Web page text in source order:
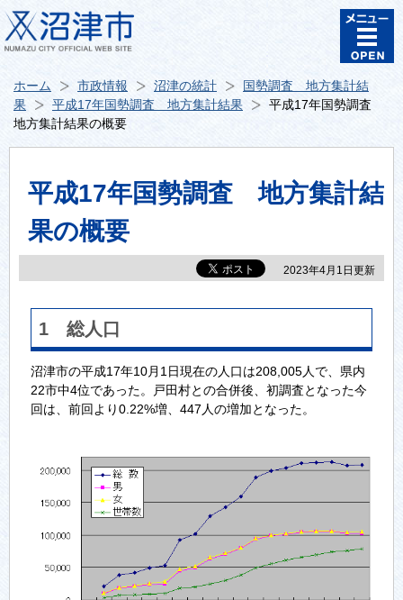
ホーム 市政情報 沼津の統計
国勢調査 地方集計結
果
平成17年国勢調査 地方集計結果
平成17年国勢調査
地方集計結果の概要
平成17年国勢調査 地方集計結
果の概要
2023年4月1日更新
1 総人口
沼津市の平成17年10月1日現在の人口は208,005人で、県内
22市中4位であった。戸田村との合併後、初調査となった今
回は、前回より0.22%増、447人の増加となった。